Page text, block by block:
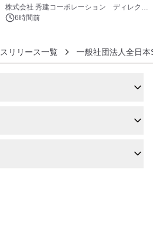
大興奮が今甦る
株式会社 秀建コーポレーション ディレクト
アートギャラリー
6時間前
リリース一覧 一般社団法人全日本